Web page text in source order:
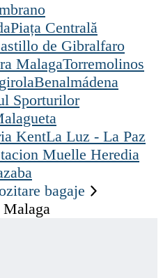
Piața Centrală
de Gibralfaro
MalagaTorremolinos
Benalmádena
Sporturilor
KentLa Luz - La Paz
Muelle Heredia
bagaje
Malaga